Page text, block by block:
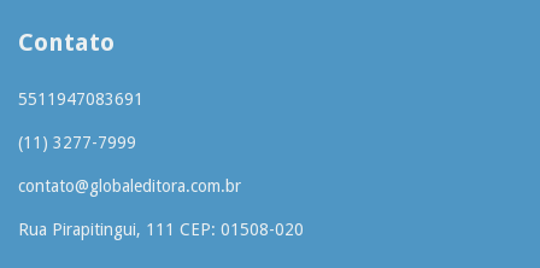
Contato
5511947083691
(11) 3277-7999
contato@globaleditora.com.br
Rua Pirapitingui, 111 CEP: 01508-020